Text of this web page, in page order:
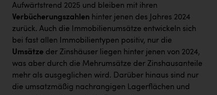
Aufwärtstrend 2025 und bleiben mit ihren
Verbücherungszahlen hinter jenen des Jahres 2024
zurück. Auch die Immobilienumsätze entwickeln sich
bei fast allen Immobilientypen positiv, nur die
Umsätze der Zinshäuser liegen hinter jenen von 2024,
was aber durch die Mehrumsätze der Zinshausanteile
mehr als ausgeglichen wird. Darüber hinaus sind nur
die umsatzmäßig nachrangigen Lagerflächen und